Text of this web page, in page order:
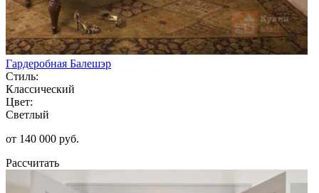
Гардеробная Балешэр
Стиль:
Классический
Цвет:
Светлый
от 140 000 руб.
Рассчитать